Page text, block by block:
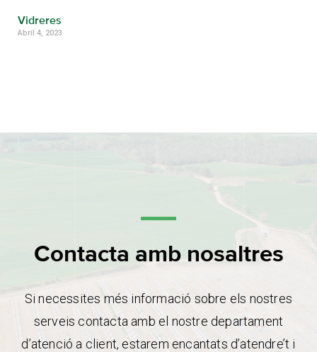
Vidreres
Abril 4, 2023
Contacta amb nosaltres
Si necessites més informació sobre els nostres
serveis contacta amb el nostre departament
d’atenció a client, estarem encantats d’atendre’t i